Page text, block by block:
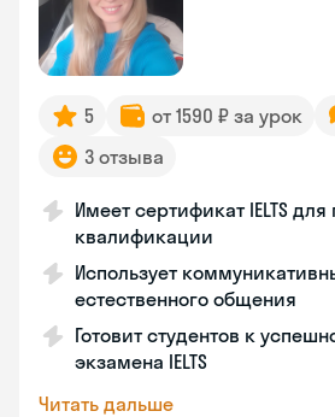
5 от 1590 ₽ за урок
3 отзыва
Имеет сертификат IELTS
квалификации
Использует
естественного общения
Готовит студентов к
экзамена IELTS
Читать дальше